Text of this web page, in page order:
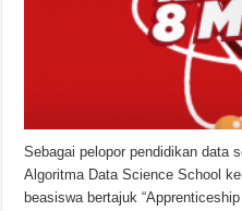
Sebagai pelopor pendidikan data
Algoritma Data Science School
beasiswa bertajuk